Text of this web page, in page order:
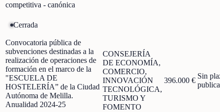
competitiva - canónica
Cerrada
Convocatoria pública de
subvenciones destinadas a la
realización de operaciones de
formación en el marco de la
"ESCUELA DE
HOSTELERÍA” de la Ciudad
Autónoma de Melilla.
Anualidad 2024-25
CONSEJERÍA
DE ECONOMÍA,
COMERCIO,
INNOVACIÓN
TECNOLÓGICA,
TURISMO Y
FOMENTO
396.000 €
Sin